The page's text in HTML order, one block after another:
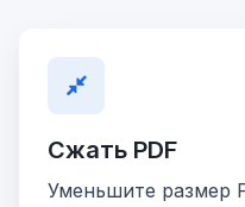
Сжать PDF
Уменьшите размер